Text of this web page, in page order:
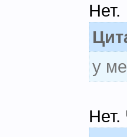
Нет.
у
Нет.